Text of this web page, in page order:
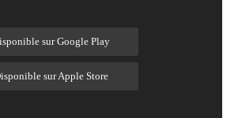
sur Google Play
sur Apple Store